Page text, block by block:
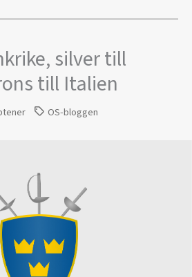
silver till
till Italien
OS-bloggen